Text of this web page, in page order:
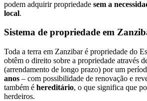
podem adquirir propriedade sem a
local.
Sistema de propriedade em
Toda a terra em Zanzibar é propriedade do
obtêm o direito sobre a propriedade através
(arrendamento de longo prazo) por um
anos – com possibilidade de renovação e
também é hereditário, o que significa que
herdeiros.